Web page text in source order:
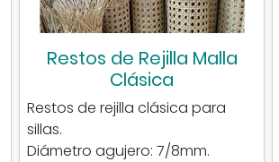
Restos de Rejilla Malla
Clásica
Restos de rejilla clásica para
sillas.
Diámetro agujero: 7/8mm.